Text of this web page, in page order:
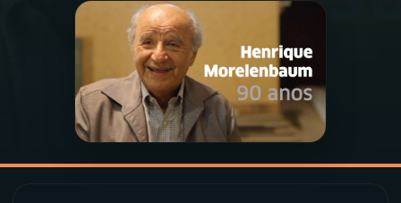
PROGRAMAÇÃO
PROGRAMAS
PODCASTS